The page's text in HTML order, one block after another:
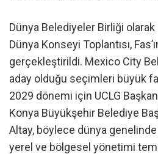
Dünya Belediyeler Birliği olarak
Dünya Konseyi Toplantısı,
gerçekleştirildi. Mexico City
aday olduğu seçimleri büyük
2029 dönemi için UCLG
Konya Büyükşehir Belediye
Altay, böylece dünya
yerel ve bölgesel yönetimi